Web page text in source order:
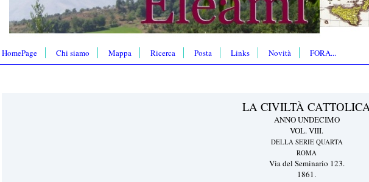
HomePage Chi siamo Mappa Ricerca Posta Links Novità FORA...
LA CIVILTÀ
ANNO UNDECIMO
VOL. VIII.
DELLA SERIE QUARTA
ROMA
Via del Seminario 123.
1861.